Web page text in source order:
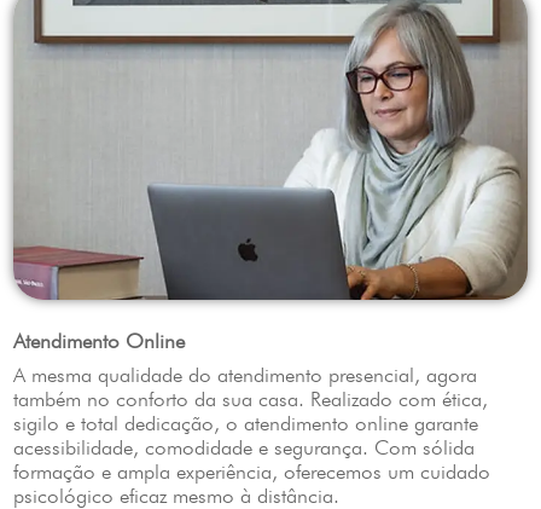
Atendimento Online
A mesma qualidade do atendimento presencial, agora
também no conforto da sua casa. Realizado com ética,
sigilo e total dedicação, o atendimento online garante
acessibilidade, comodidade e segurança. Com sólida
formação e ampla experiência, oferecemos um cuidado
psicológico eficaz mesmo à distância.